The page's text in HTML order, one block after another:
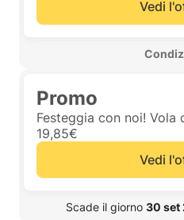
Vedi
Promo
Festeggia con noi! Vola
19,85€
Vedi
Scade il giorno 30 set